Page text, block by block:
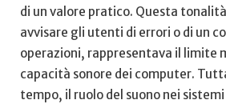
⁤di un valore pratico. Questa
avvisare ‍gli utenti di errori o di un
operazioni, rappresentava il limite
capacità sonore dei computer.
tempo, il ruolo del ⁢suono ‍nei